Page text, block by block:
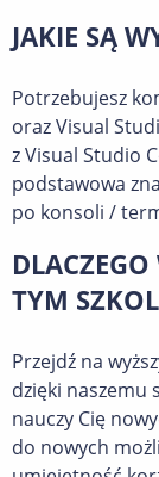
JAKIE SĄ
Potrzebujesz
oraz Visual
z Visual Studio
podstawowa
po konsoli /
TYM
Przejdź na
dzięki naszemu
nauczy Cię
do nowych